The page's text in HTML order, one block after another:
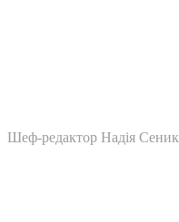
Шеф-редактор Надія Сеник